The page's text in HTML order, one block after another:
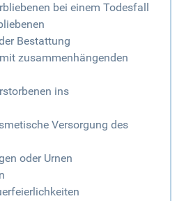
bei einem Todesfall
Bestattung
zusammenhängenden
ins
Versorgung des
oder Urnen